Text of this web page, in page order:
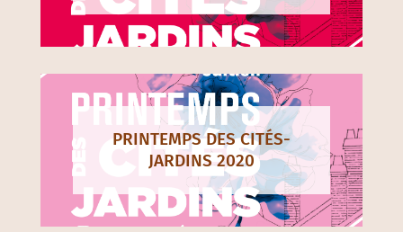
PRINTEMPS DES CITÉS-
JARDINS 2020